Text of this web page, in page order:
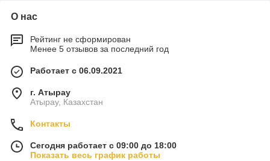
О нас
Рейтинг не сформирован
Менее 5 отзывов за последний год
Работает с 06.09.2021
г. Атырау
Атырау, Казахстан
Контакты
Сегодня работает с 09:00 до 18:00
Показать весь график работы